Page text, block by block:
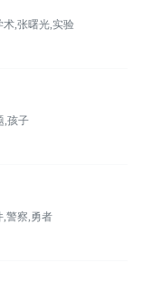
术,张曙光,实验
,孩子
,警察,勇者